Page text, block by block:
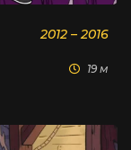
2012 – 2016
19 м